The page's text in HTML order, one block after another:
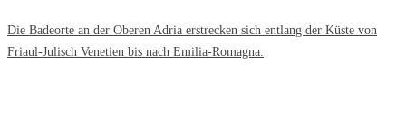
Die Badeorte an der Oberen Adria erstrecken sich entlang der Küste von
Friaul-Julisch Venetien bis nach Emilia-Romagna.